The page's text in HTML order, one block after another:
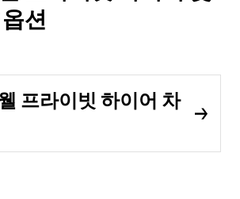
션
프라이빗 하이어 차